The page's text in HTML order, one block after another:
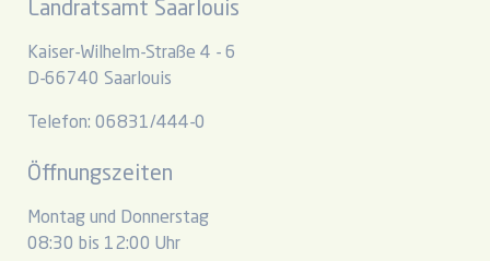
Landratsamt Saarlouis
Kaiser-Wilhelm-Straße 4 - 6
D-66740 Saarlouis
Telefon: 06831/444-0
Öffnungszeiten
Montag und Donnerstag
08:30 bis 12:00 Uhr